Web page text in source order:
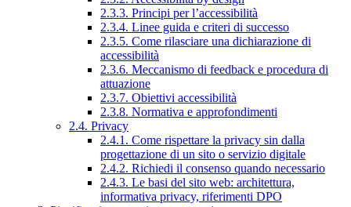
2.3.3. Principi per l’accessibilità
2.3.4. Linee guida e criteri di successo
2.3.5. Come rilasciare una dichiarazione di
accessibilità
2.3.6. Meccanismo di feedback e procedura di
attuazione
2.3.7. Obiettivi accessibilità
2.3.8. Normativa e approfondimenti
2.4. Privacy
2.4.1. Come rispettare la privacy sin dalla
progettazione di un sito o servizio digitale
2.4.2. Richiedi il consenso quando necessario
2.4.3. Le basi del sito web: architettura,
informativa privacy, riferimenti DPO